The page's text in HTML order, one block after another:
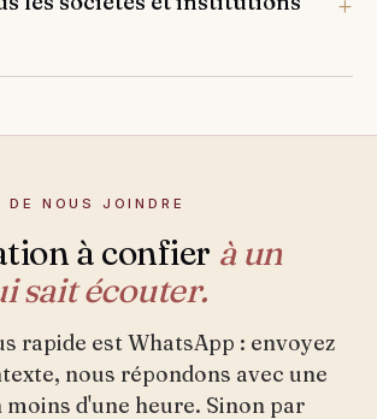
DE NOUS JOINDRE
à confier à un
sait écouter.
rapide est WhatsApp : envoyez
nous répondons avec une
d'une heure. Sinon par